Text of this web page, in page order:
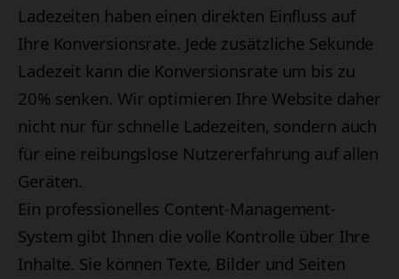
Ladezeiten haben einen direkten Einfluss auf
Ihre Konversionsrate. Jede zusätzliche Sekunde
Ladezeit kann die Konversionsrate um bis zu
20% senken. Wir optimieren Ihre Website daher
nicht nur für schnelle Ladezeiten, sondern auch
für eine reibungslose Nutzererfahrung auf allen
Geräten.
Ein professionelles Content-Management-
System gibt Ihnen die volle Kontrolle über Ihre
Inhalte. Sie können Texte, Bilder und Seiten